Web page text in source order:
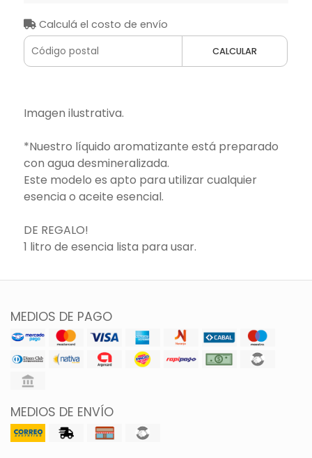
Calculá el costo de envío
CALCULAR
Imagen ilustrativa.
*Nuestro líquido aromatizante está preparado
con agua desmineralizada.
Este modelo es apto para utilizar cualquier
esencia o aceite esencial.
DE REGALO!
1 litro de esencia lista para usar.
MEDIOS DE PAGO
MEDIOS DE ENVÍO